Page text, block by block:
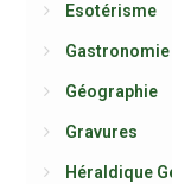
Esotérisme
Gastronomie
Géographie
Gravures
Héraldique